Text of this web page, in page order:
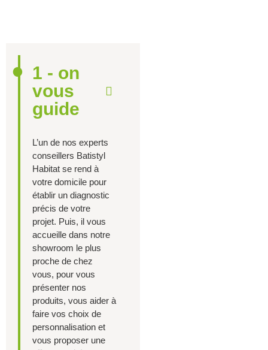
1 - on
vous
guide
L’un de nos experts
conseillers Batistyl
Habitat se rend à
votre domicile pour
établir un diagnostic
précis de votre
projet. Puis, il vous
accueille dans notre
showroom le plus
proche de chez
vous, pour vous
présenter nos
produits, vous aider à
faire vos choix de
personnalisation et
vous proposer une